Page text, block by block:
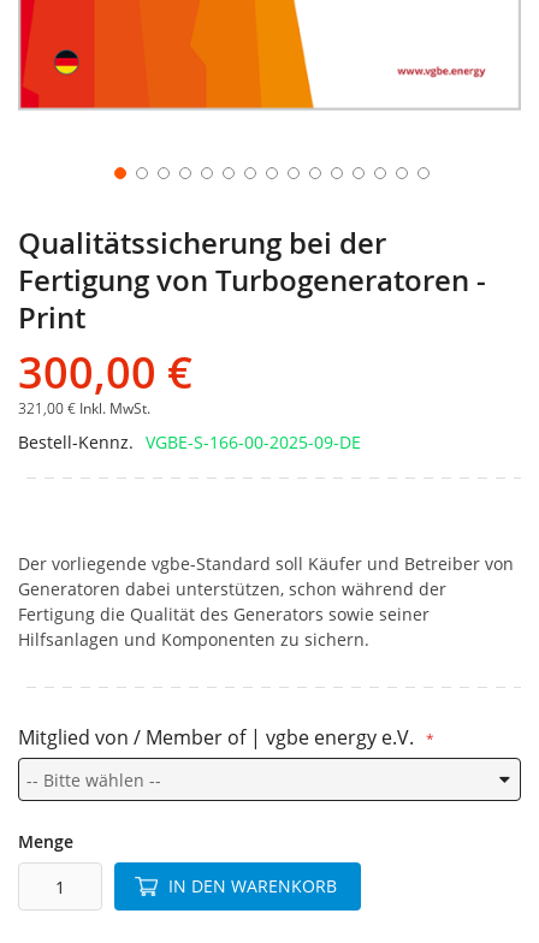
Qualitätssicherung bei der
Fertigung von Turbogeneratoren -
Print
300,00 €
321,00 € Inkl. MwSt.
Bestell-Kennz. VGBE-S-166-00-2025-09-DE
Der vorliegende vgbe-Standard soll Käufer und Betreiber von
Generatoren dabei unterstützen, schon während der
Fertigung die Qualität des Generators sowie seiner
Hilfsanlagen und Komponenten zu sichern.
Mitglied von / Member of | vgbe energy e.V.
Menge
IN DEN WARENKORB